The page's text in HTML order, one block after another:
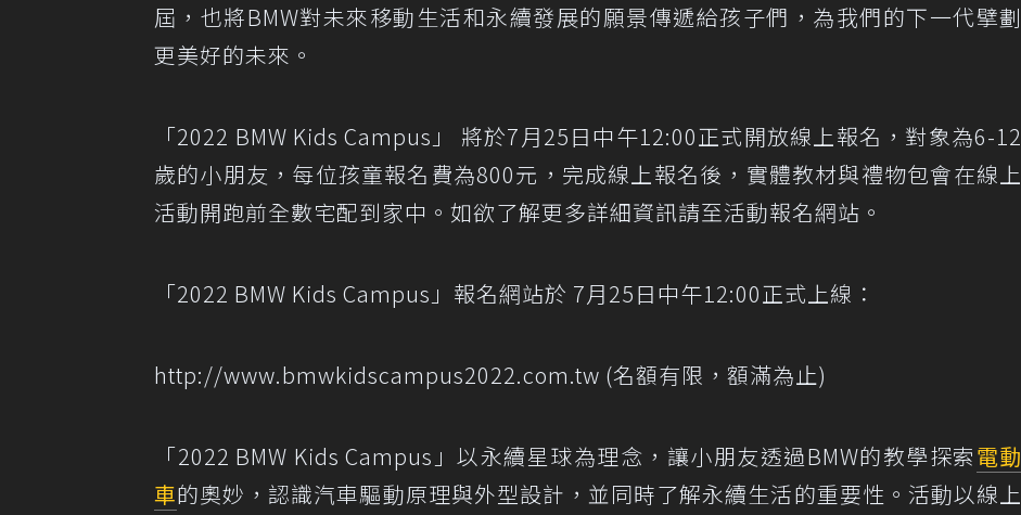
屆，也將BMW對未來移動生活和永續發展的願景傳遞給孩子們，為我們的下一代擘劃
更美好的未來。
「2022 BMW Kids Campus」 將於7月25日中午12:00正式開放線上報名，對象為6-12
歲的小朋友，每位孩童報名費為800元，完成線上報名後，實體教材與禮物包會在線上
活動開跑前全數宅配到家中。如欲了解更多詳細資訊請至活動報名網站。
「2022 BMW Kids Campus」報名網站於 7月25日中午12:00正式上線：
http://www.bmwkidscampus2022.com.tw (名額有限，額滿為止)
「2022 BMW Kids Campus」以永續星球為理念，讓小朋友透過BMW的教學探索電動
車的奧妙，認識汽車驅動原理與外型設計，並同時了解永續生活的重要性。活動以線上